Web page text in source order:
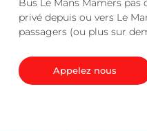
Bus Le Mans Mamers pas
privé depuis ou vers Le
passagers (ou plus sur
Appelez nous